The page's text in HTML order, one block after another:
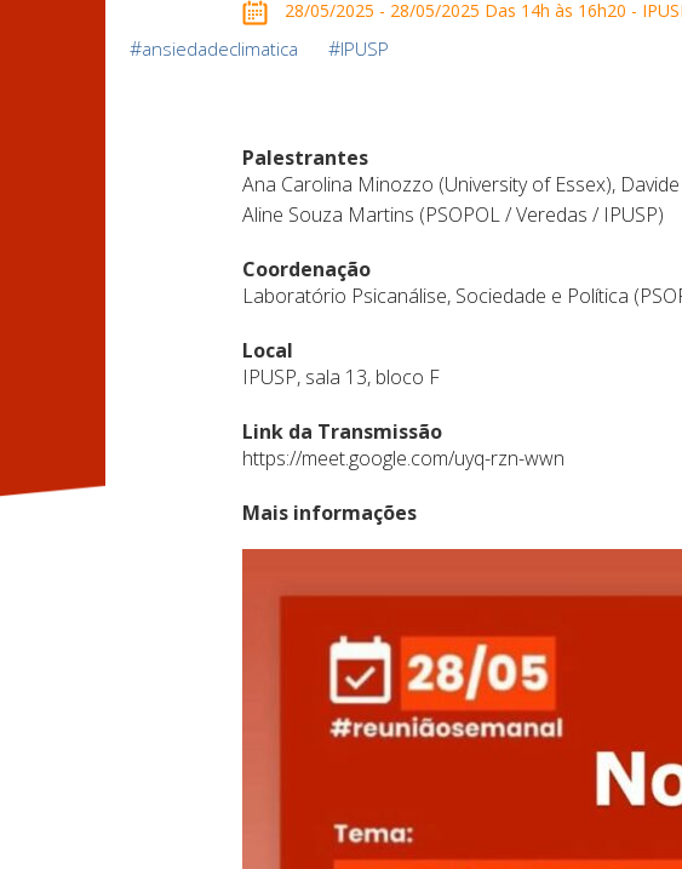
28/05/2025 - 28/05/2025 Das 14h às 16h20 -
#ansiedadeclimatica #IPUSP
Palestrantes
Ana Carolina Minozzo (University of Essex),
Aline Souza Martins (PSOPOL / Veredas / IPUSP)
Coordenação
Laboratório Psicanálise, Sociedade e Política
Local
IPUSP, sala 13, bloco F
Link da Transmissão
https://meet.google.com/uyq-rzn-wwn
Mais informações